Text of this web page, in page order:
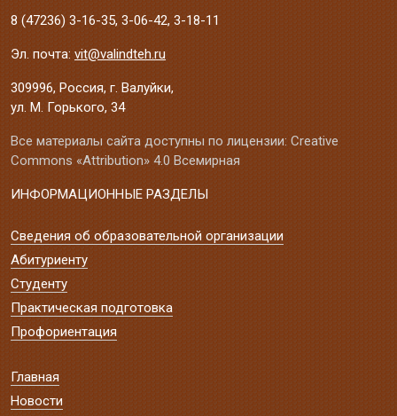
8 (47236) 3-16-35, 3-06-42, 3-18-11
Эл. почта: vit@valindteh.ru
309996, Россия, г. Валуйки,
ул. М. Горького, 34
Все материалы сайта доступны по лицензии: Creative
Commons «Attribution» 4.0 Всемирная
ИНФОРМАЦИОННЫЕ РАЗДЕЛЫ
Сведения об образовательной организации
Абитуриенту
Студенту
Практическая подготовка
Профориентация
Главная
Новости